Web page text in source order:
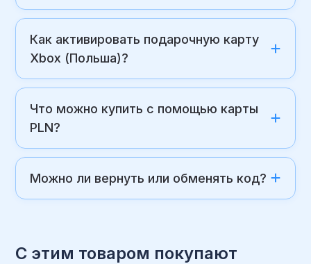
Как активировать подарочную карту
Xbox (Польша)?
Что можно купить с помощью карты
PLN?
Можно ли вернуть или обменять код?
С этим товаром покупают